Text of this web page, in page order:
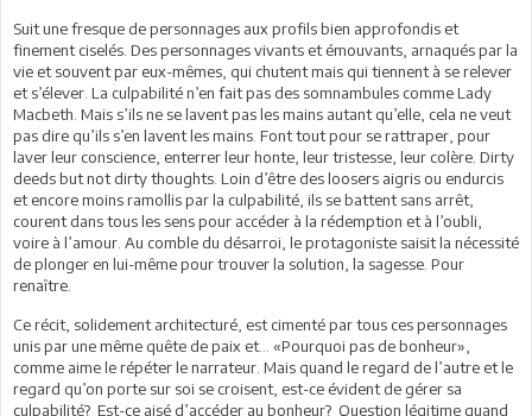
Suit une fresque de personnages aux profils bien approfondis et
finement ciselés. Des personnages vivants et émouvants, arnaqués par la
vie et souvent par eux-mêmes, qui chutent mais qui tiennent à se relever
et s’élever. La culpabilité n’en fait pas des somnambules comme Lady
Macbeth. Mais s’ils ne se lavent pas les mains autant qu’elle, cela ne veut
pas dire qu’ils s’en lavent les mains. Font tout pour se rattraper, pour
laver leur conscience, enterrer leur honte, leur tristesse, leur colère. Dirty
deeds but not dirty thoughts. Loin d’être des loosers aigris ou endurcis
et encore moins ramollis par la culpabilité, ils se battent sans arrêt,
courent dans tous les sens pour accéder à la rédemption et à l’oubli,
voire à l’amour. Au comble du désarroi, le protagoniste saisit la nécessité
de plonger en lui-même pour trouver la solution, la sagesse. Pour
renaître.
Ce récit, solidement architecturé, est cimenté par tous ces personnages
unis par une même quête de paix et... «Pourquoi pas de bonheur»,
comme aime le répéter le narrateur. Mais quand le regard de l’autre et le
regard qu’on porte sur soi se croisent, est-ce évident de gérer sa
culpabilité? Est-ce aisé d’accéder au bonheur? Question légitime quand